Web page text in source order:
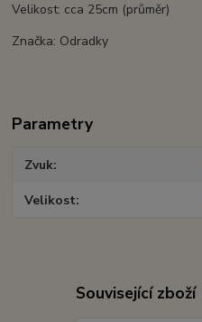
Velikost: cca 25cm (průměr)
Značka: Odradky
Parametry
Zvuk
Velikost
Související zboží